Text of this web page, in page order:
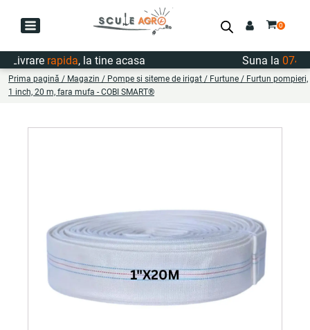
rapida, la tine acasa Suna la
Prima pagină / Magazin / Pompe si siteme de irigat / Furtune / Furtun pompieri,
1 inch, 20 m, fara mufa - COBI SMART®